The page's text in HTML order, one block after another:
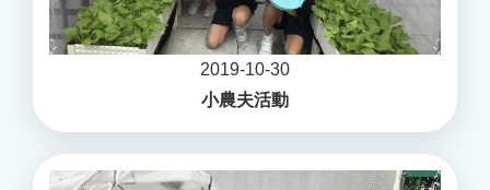
2019-10-30
小農夫活動